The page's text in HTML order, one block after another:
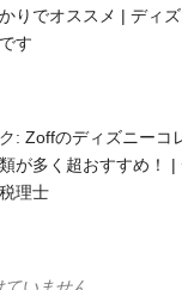
りでオススメ | ディ
す
: Zoffのディズニーコ
が多く超おすすめ！ |
理士
いません。